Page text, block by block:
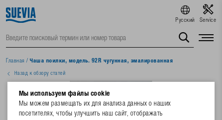
Русский Service
Главная / Чаша поилки, модель. 92R чугунная, эмалированная
Назад к обзору статей
Мы используем файлы cookie
Мы можем размещать их для анализа данных о наших
посетителях, чтобы улучшить наш сайт, отображать